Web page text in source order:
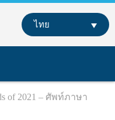
ไทย
of 2021 – ศัพท์ภาษา